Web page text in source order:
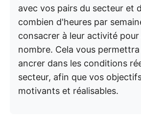
avec vos pairs du secteur et
combien d'heures par
consacrer à leur activité
nombre. Cela vous
ancrer dans les conditions
secteur, afin que vos
motivants et réalisables.